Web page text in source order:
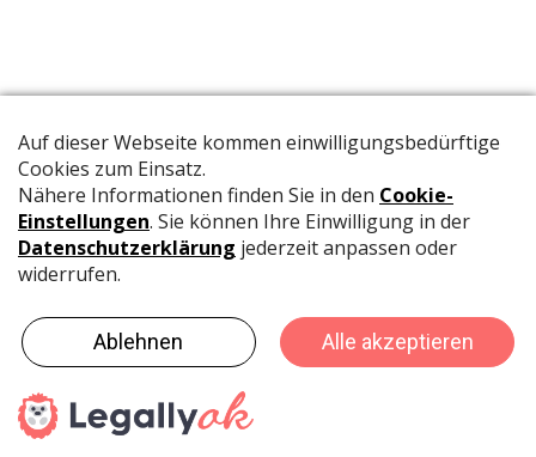
Die offizielle Publikation der Schweizer Papeterien informiert
Meldungen aus der Branche.